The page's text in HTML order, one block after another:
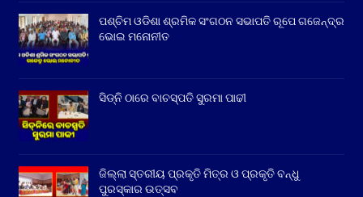
ପଶ୍ଚିମ ଓଡିଶା ଶ୍ରମିକ ସଂଗଠନ ସଭାପତି ରୂପେ ଗଜେନ୍ଦ୍ର
ଭୋଇ ମନୋନୀତ
ସିଡ୍‌ନି ଠାରେ ବାଚସ୍ପତି ସୁରମା ପାଢୀ
ଜିଲ୍ଲା ସ୍ତରୀୟ ପ୍ରକୃତି ମିତ୍ର ଓ ପ୍ରକୃତି ବନ୍ଧୁ
ପୁରସ୍କାର ଉତ୍ସବ